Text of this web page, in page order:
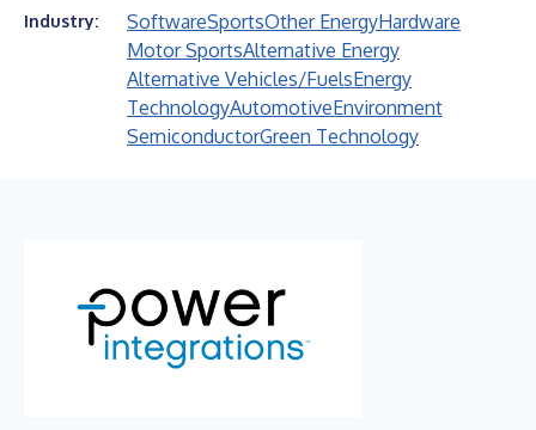
Industry: SoftwareSportsOther EnergyHardware
Motor SportsAlternative Energy
Alternative Vehicles/FuelsEnergy
TechnologyAutomotiveEnvironment
SemiconductorGreen Technology